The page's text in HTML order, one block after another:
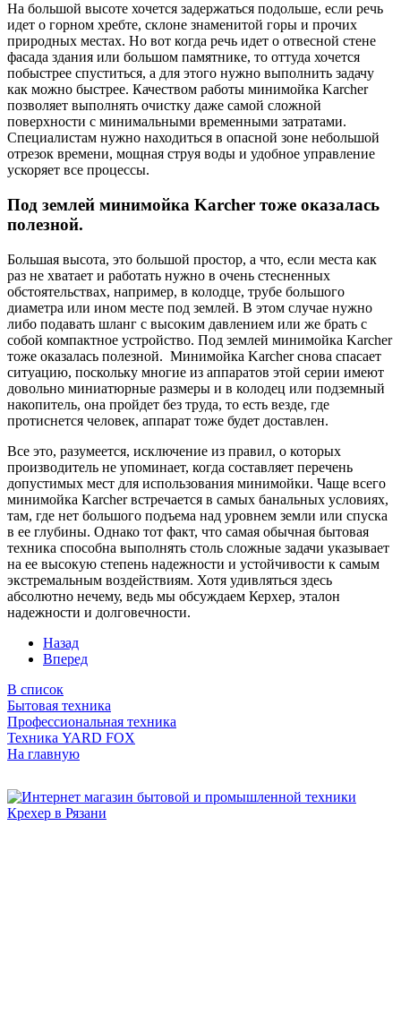
На большой высоте хочется задержаться подольше, если речь
идет о горном хребте, склоне знаменитой горы и прочих
природных местах. Но вот когда речь идет о отвесной стене
фасада здания или большом памятнике, то оттуда хочется
побыстрее спуститься, а для этого нужно выполнить задачу
как можно быстрее. Качеством работы минимойка Karcher
позволяет выполнять очистку даже самой сложной
поверхности с минимальными временными затратами.
Специалистам нужно находиться в опасной зоне небольшой
отрезок времени, мощная струя воды и удобное управление
ускоряет все процессы.
Под землей минимойка Karcher тоже оказалась
полезной.
Большая высота, это большой простор, а что, если места как
раз не хватает и работать нужно в очень стесненных
обстоятельствах, например, в колодце, трубе большого
диаметра или ином месте под землей. В этом случае нужно
либо подавать шланг с высоким давлением или же брать с
собой компактное устройство. Под землей минимойка Karcher
тоже оказалась полезной. Минимойка Karcher снова спасает
ситуацию, поскольку многие из аппаратов этой серии имеют
довольно миниатюрные размеры и в колодец или подземный
накопитель, она пройдет без труда, то есть везде, где
протиснется человек, аппарат тоже будет доставлен.
Все это, разумеется, исключение из правил, о которых
производитель не упоминает, когда составляет перечень
допустимых мест для использования минимойки. Чаще всего
минимойка Karcher встречается в самых банальных условиях,
там, где нет большого подъема над уровнем земли или спуска
в ее глубины. Однако тот факт, что самая обычная бытовая
техника способна выполнять столь сложные задачи указывает
на ее высокую степень надежности и устойчивости к самым
экстремальным воздействиям. Хотя удивляться здесь
абсолютно нечему, ведь мы обсуждаем Керхер, эталон
надежности и долговечности.
Назад
Вперед
В список
Бытовая техника
Профессиональная техника
Техника YARD FOX
На главную